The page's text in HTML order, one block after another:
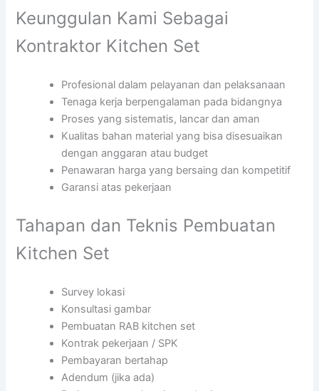
Keunggulan Kami Sebagai
Kontraktor Kitchen Set
Profesional dalam pelayanan dan pelaksanaan
Tenaga kerja berpengalaman pada bidangnya
Proses yang sistematis, lancar dan aman
Kualitas bahan material yang bisa disesuaikan
dengan anggaran atau budget
Penawaran harga yang bersaing dan kompetitif
Garansi atas pekerjaan
Tahapan dan Teknis Pembuatan
Kitchen Set
Survey lokasi
Konsultasi gambar
Pembuatan RAB kitchen set
Kontrak pekerjaan / SPK
Pembayaran bertahap
Adendum (jika ada)